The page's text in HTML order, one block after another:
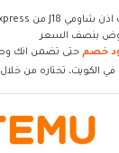
بنصف السعر
حتى تضمن انك
في الكويت، تختاره من خلال